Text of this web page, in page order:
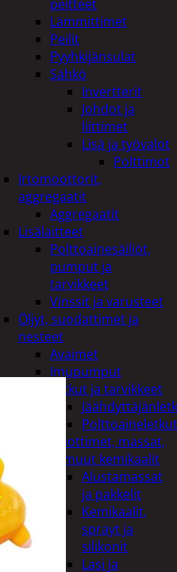
peitteet
Lämmittimet
Peilit
Pyyhkijänsulat
Sähkö
Invertterit
Johdot ja
liittimet
Lisä ja työvalot
Polttimot
Irtomoottorit,
aggregaatit
Aggregaatit
Lisälaitteet
Polttoainesäiliöt,
pumput ja
tarvikkeet
Vinssit ja varusteet
Öljyt, suodattimet ja
nesteet
Avaimet
Imupumput
Letkut ja tarvikkeet
Polttoaineletkut
Liuottimet, massat,
ja muut kemikaalit
Alustamassat
ja pakkelit
Kemikaalit,
sprayt ja
silikonit
Lasi ja